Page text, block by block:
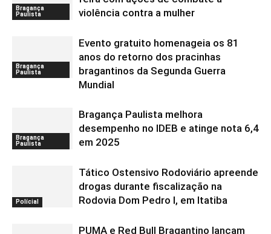
Bragança
Paulista
violência contra a mulher
Bragança
Paulista
Evento gratuito homenageia os 81
anos do retorno dos pracinhas
bragantinos da Segunda Guerra
Mundial
Bragança
Paulista
Bragança Paulista melhora
desempenho no IDEB e atinge nota 6,4
em 2025
Polícial
Tático Ostensivo Rodoviário apreende
drogas durante fiscalização na
Rodovia Dom Pedro I, em Itatiba
PUMA e Red Bull Bragantino lançam